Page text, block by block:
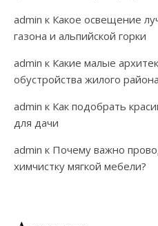
admin к Какое освещение
газона и альпийской горки
admin к Какие малые
обустройства жилого района
admin к Как подобрать
для дачи
admin к Почему важно
химчистку мягкой мебели?